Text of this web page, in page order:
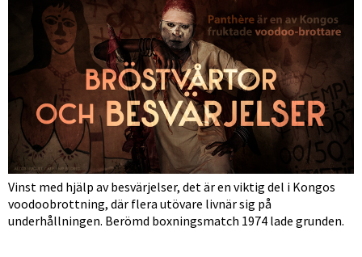
Vinst med hjälp av besvärjelser, det är en viktig del i Kongos
voodoobrottning, där flera utövare livnär sig på
underhållningen. Berömd boxningsmatch 1974 lade grunden.